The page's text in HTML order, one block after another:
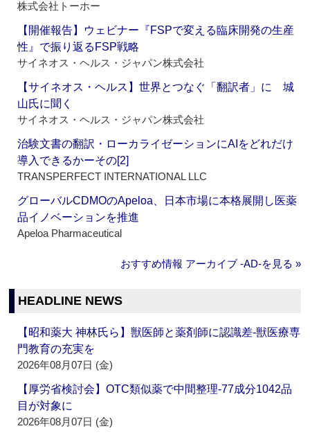
株式会社トーホー
【開催報告】ウェビナー『FSPで変える臨床開発の生産
性』で振り返るFSP戦略
サイネオス・ヘルス・ジャパン株式会社
【サイネオス・ヘルス】世界とつなぐ「翻訳者」に 城
山氏に聞く
サイネオス・ヘルス・ジャパン株式会社
治験文書の翻訳・ローカライゼーションにAIをどれだけ
導入できるかーその[2]
TRANSPERFECT INTERNATIONAL LLC
グローバルCDMOのApeloa、日本市場に本格展開し医薬
品イノベーションを推進
Apeloa Pharmaceutical
おすすめ情報 アーカイブ ‐AD‐を見る »
HEADLINE NEWS
【昭和薬大 神林氏ら】獣医師と薬剤師に認識差‐獣医療専
門教育の充実を
2026年08月07日 (金)
【厚労省検討会】OTC類似薬で中間整理‐77成分1042品
目が対象に
2026年08月07日 (金)